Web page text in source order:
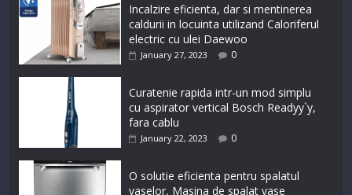
Incalzire eficienta, dar si mentinerea
caldurii in locuinta utilizand Caloriferul
electric cu ulei Daewoo
January 27, 2023 0
Curatenie rapida intr-un mod simplu
cu aspirator vertical Bosch Readyy`y,
fara cablu
January 22, 2023 0
O solutie eficienta pentru spalatul
vaselor, Masina de spalat vase